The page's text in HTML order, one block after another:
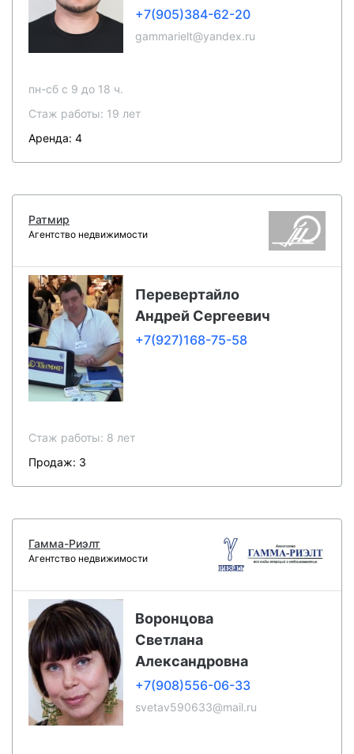
+7(905)384-62-20
gammarielt@yandex.ru
пн-сб c 9 до 18 ч.
Стаж работы: 19 лет
Аренда: 4
Ратмир
Агентство недвижимости
Перевертайло
Андрей Сергеевич
+7(927)168-75-58
Стаж работы: 8 лет
Продаж: 3
Гамма-Риэлт
Агентство недвижимости
Воронцова
Светлана
Александровна
+7(908)556-06-33
svetav590633@mail.ru